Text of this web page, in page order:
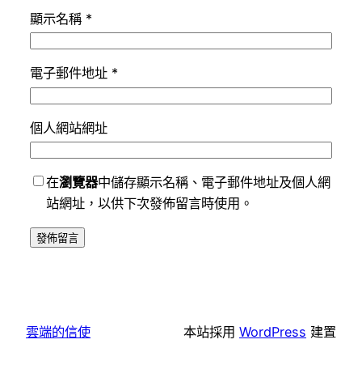
顯示名稱 *
電子郵件地址 *
個人網站網址
在瀏覽器中儲存顯示名稱、電子郵件地址及個人網
站網址，以供下次發佈留言時使用。
雲端的信使 本站採用 WordPress 建置